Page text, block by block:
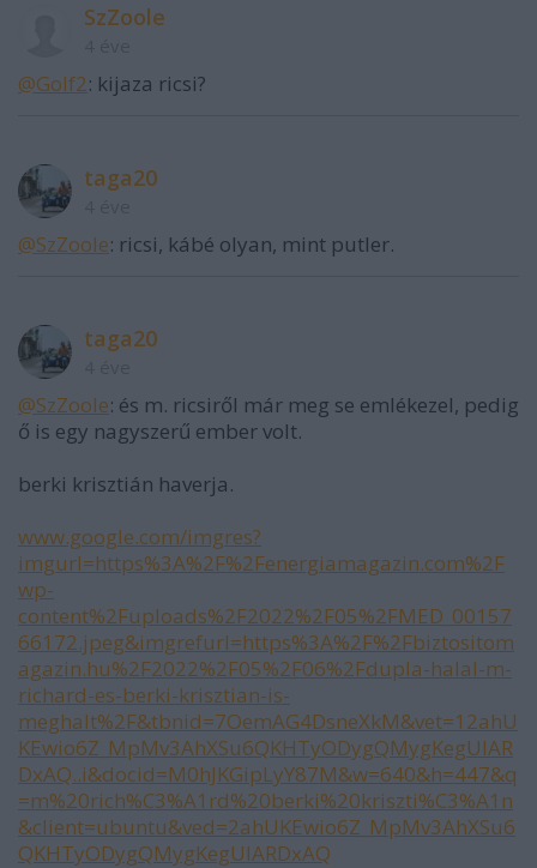
SzZoole
@Golf2: kijaza ricsi?
taga20
@SzZoole: ricsi, kábé olyan, mint putler.
taga20
@SzZoole: és m. ricsiről már meg se emlékezel, pedig
ő is egy nagyszerű ember volt.
berki krisztián haverja.
www.google.com/imgres?
imgurl=https%3A%2F%2Fenergiamagazin.com%2F
wp-
content%2Fuploads%2F2022%2F05%2FMED_00157
66172.jpeg&imgrefurl=https%3A%2F%2Fbiztositom
agazin.hu%2F2022%2F05%2F06%2Fdupla-halal-m-
richard-es-berki-krisztian-is-
meghalt%2F&tbnid=7OemAG4DsneXkM&vet=12ahU
KEwio6Z_MpMv3AhXSu6QKHTyODygQMygKegUIAR
DxAQ..i&docid=M0hJKGipLyY87M&w=640&h=447&q
=m%20rich%C3%A1rd%20berki%20kriszti%C3%A1n
&client=ubuntu&ved=2ahUKEwio6Z_MpMv3AhXSu6
QKHTyODygQMygKegUIARDxAQ